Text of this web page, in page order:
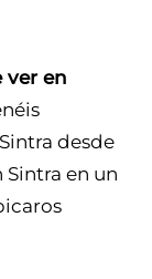
ver en
desde
Sintra en un